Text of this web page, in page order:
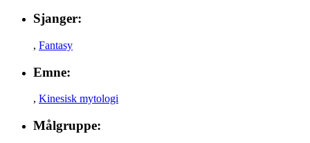
Sjanger:
, Fantasy
Emne:
, Kinesisk mytologi
Målgruppe: